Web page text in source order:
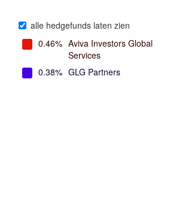
alle hedgefunds laten zien
0.46% Aviva Investors Global
Services
0.38% GLG Partners